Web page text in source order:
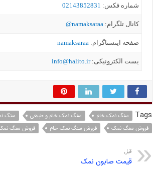
شماره فکس: 02143852831
کانال تلگرام: namaksaraa@
صفحه اینستاگرام: namaksaraa
یست الکترونیکی:info@halito.ir
Tags سنگ نمک خام سنگ نمک خام و طبیعی
سنگ
فروش سنگ نمک
فروش سنگ نمک خام فروش سنگ
قبل
قیمت صابون نمک